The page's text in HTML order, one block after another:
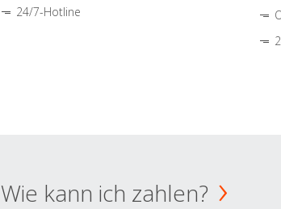
24/7-Hotline
Wie kann ich zahlen?